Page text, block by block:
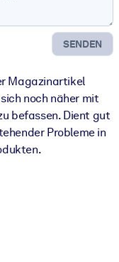
SENDEN
Magazinartikel
noch näher mit
befassen. Dient gut
Probleme in